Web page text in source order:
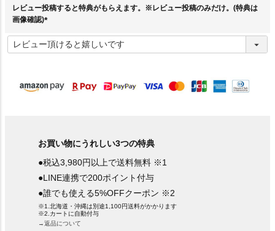
レビュー投稿すると特典がもらえます。※レビュー投稿のみだけ。(特典は
画像確認)
必
須
お買い物にうれしい3つの特典
●税込3,980円以上で送料無料 ※1
●LINE連携で200ポイント付与
●誰でも使える5%OFFクーポン ※2
※1.北海道・沖縄は別途1,100円送料がかかります
※2.カートに自動付与
→返品について